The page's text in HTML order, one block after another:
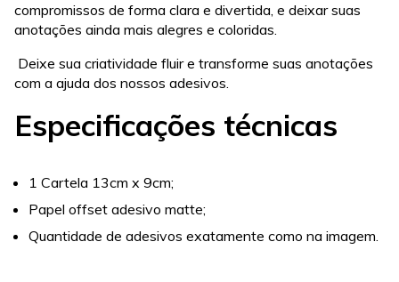
compromissos de forma clara e divertida, e deixar suas
anotações ainda mais alegres e coloridas.
Deixe sua criatividade fluir e transforme suas anotações
com a ajuda dos nossos adesivos.
Especificações técnicas
1 Cartela 13cm x 9cm;
Papel offset adesivo matte;
Quantidade de adesivos exatamente como na imagem.